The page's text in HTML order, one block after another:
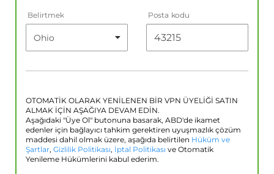
Belirtmek Posta kodu
OTOMATİK OLARAK YENİLENEN BİR VPN ÜYELİĞİ SATIN
ALMAK İÇİN AŞAĞIYA DEVAM EDİN.
Aşağıdaki "Üye Ol" butonuna basarak, ABD'de ikamet
edenler için bağlayıcı tahkim gerektiren uyuşmazlık çözüm
maddesi dahil olmak üzere, aşağıda belirtilen Hüküm ve
Şartlar, Gizlilik Politikası, İptal Politikası ve Otomatik
Yenileme Hükümlerini kabul ederim.